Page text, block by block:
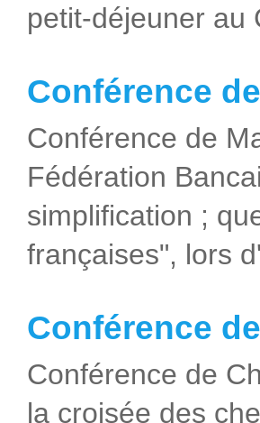
petit-déjeuner au
Conférence
Conférence de
Fédération
simplification ;
françaises", lors
Conférence
Conférence de
la croisée des